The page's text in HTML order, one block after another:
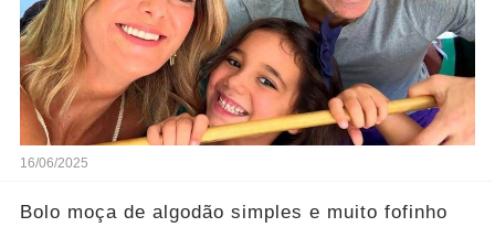
16/06/2025
Bolo moça de algodão simples e muito fofinho